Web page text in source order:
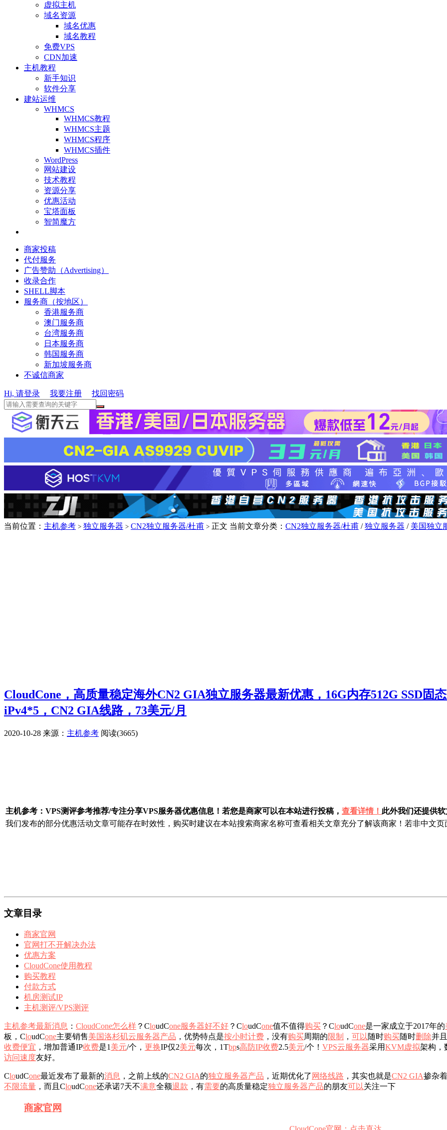
虚拟主机
域名资源
域名优惠
域名教程
免费VPS
CDN加速
主机教程
新手知识
软件分享
建站运维
WHMCS
WHMCS教程
WHMCS主题
WHMCS程序
WHMCS插件
WordPress
网站建设
技术教程
资源分享
优惠活动
宝塔面板
智简魔方
商家投稿
代付服务
广告赞助（Advertising）
收录合作
SHELL脚本
服务商（按地区）
香港服务商
澳门服务商
台湾服务商
日本服务商
韩国服务商
新加坡服务商
不诚信商家
Hi, 请登录 我要注册 找回密码
当前位置： 主机参考 > 独立服务器 > CN2独立服务器/杜甫 > 正文 当前文章分类： CN2独立服务器/杜甫 /独立服务器 / 美国独立
CloudCone，高质量稳定海外CN2 GIA独立服务器最新优惠，16G内存512G SSD固
iPv4*5，CN2 GIA线路，73美元/月
2020-10-28 来源： 主机参考 阅读(3665)
主机参考：VPS测评参考推荐/专注分享VPS服务器优惠信息！若您是商家可以在本站进行投稿， 查看详情！ 此外我们还提供
我们发布的部分优惠活动文章可能存在时效性，购买时建议在本站搜索商家名称可查看相关文章充分了解该商家！若非中文页
文章目录
商家官网
官网打不开解决办法
优惠方案
CloudCone使用教程
购买教程
付款方式
机房测试IP
主机测评/VPS测评
主机参考最新消息 ： CloudCone怎么样 ？CloudCone服务器好不好 ？CloudCone值不值得购买 ？CloudCone是一家成立于2017年的
板，CloudCone主要销售美国洛杉矶云服务器产品 ，优势特点是按小时计费 ，没有购买周期的限制 ， 可以 随时购买随时删除并且
收费便宜 ，增加普通IP收费是1 美元/个， 更换IP仅2美元每次，1Tbps高防IP收费2.5美元/个！ VPS云服务器采用KVM虚拟架构，
访问速度友好。
CloudCone最近发布了最新的消息 ，之前上线的CN2 GIA的独立服务器产品 ，近期优化了 网络线路 ，其实也就是CN2 GIA掺杂
不限流量 ，而且CloudCone还承诺7天不满意全额退款 ，有需要的高质量稳定独立服务器产品的朋友可以关注一下
商家官网